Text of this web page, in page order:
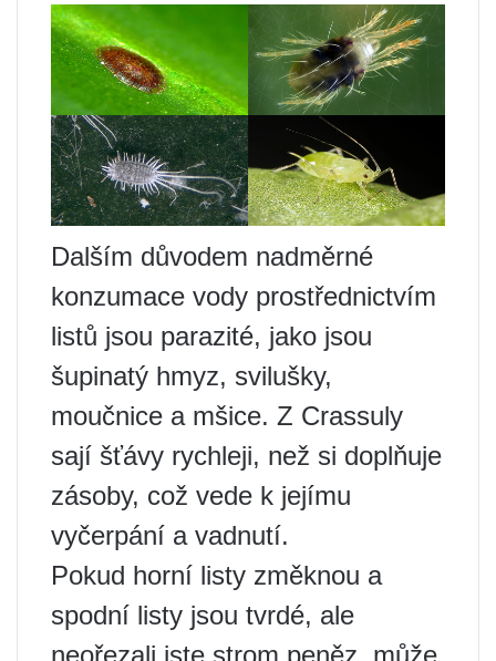
Dalším důvodem nadměrné
konzumace vody prostřednictvím
listů jsou parazité, jako jsou
šupinatý hmyz, svilušky,
moučnice a mšice. Z Crassuly
sají šťávy rychleji, než si doplňuje
zásoby, což vede k jejímu
vyčerpání a vadnutí.
Pokud horní listy změknou a
spodní listy jsou tvrdé, ale